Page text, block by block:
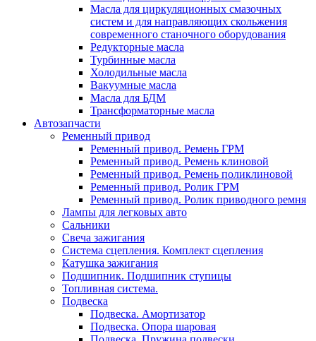
Масла для циркуляционных смазочных
систем и для направляющих скольжения
современного станочного оборудования
Редукторные масла
Турбинные масла
Холодильные масла
Вакуумные масла
Масла для БДМ
Трансформаторные масла
Автозапчасти
Ременный привод
Ременный привод. Ремень ГРМ
Ременный привод. Ремень клиновой
Ременный привод. Ремень поликлиновой
Ременный привод. Ролик ГРМ
Ременный привод. Ролик приводного ремня
Лампы для легковых авто
Сальники
Свеча зажигания
Система сцепления. Комплект сцепления
Катушка зажигания
Подшипник. Подшипник ступицы
Топливная система.
Подвеска
Подвеска. Амортизатор
Подвеска. Опора шаровая